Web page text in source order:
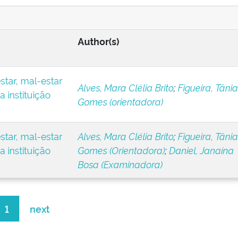
Author(s)
mal-estar
instituição
Alves, Mara Clélia Brito;Figueira, Tânia
Gomes (orientadora)
mal-estar
instituição
Alves, Mara Clélia Brito;Figueira, Tânia
Gomes (Orientadora);Daniel, Janaína
Bosa (Examinadora)
1 next